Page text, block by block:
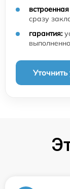
сразу
гарантия:
Уточнить